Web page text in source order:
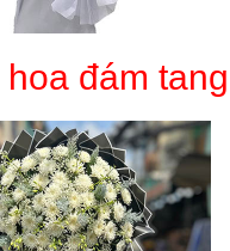
đám tang